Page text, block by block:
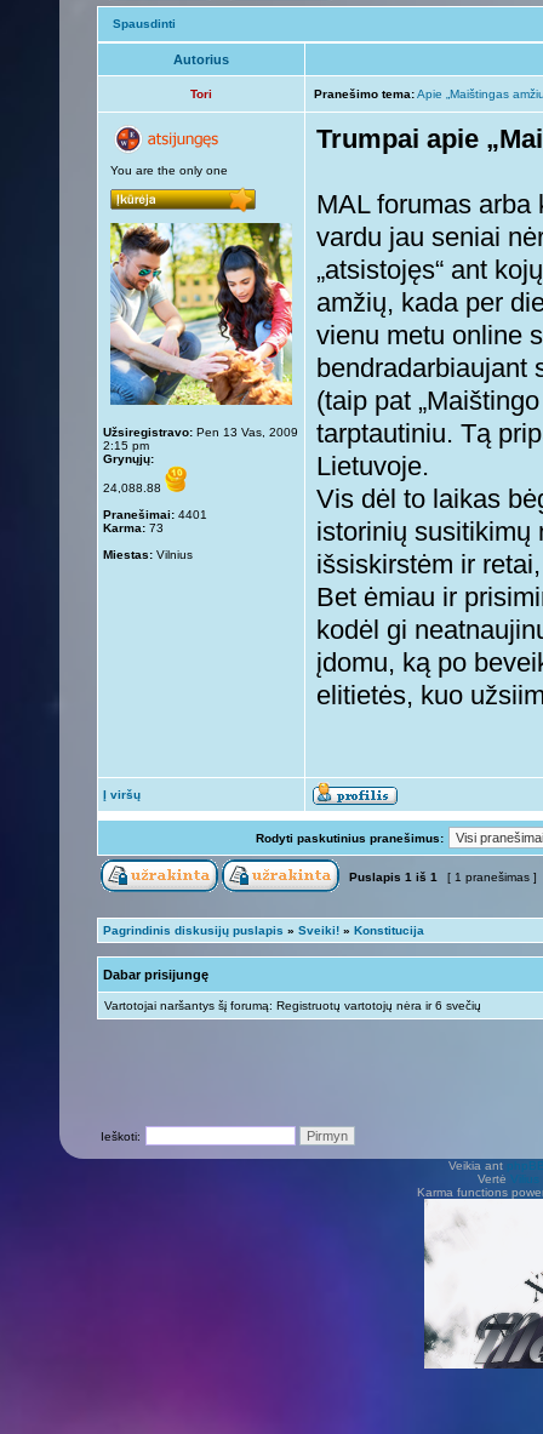
Spausdinti
Autorius
Tori Pranešimo tema:Apie „Maištingas
You are the only one
Užsiregistravo: Pen 13 Vas, 2009
2:15 pm
Grynųjų:
24,088.88
Pranešimai: 4401
Karma: 73
Miestas: Vilnius
Trumpai apie
MAL forumas arba
vardu jau seniai
„atsistojęs“ ant
amžių, kada per
vienu metu online
bendradarbiaujant
(taip pat
tarptautiniu. Tą
Lietuvoje.
Vis dėl to laikas
istorinių susitikimų
išsiskirstėm ir
Bet ėmiau ir
kodėl gi
įdomu, ką po
elitietės, kuo
Į viršų
Rodyti paskutinius pranešimus:
Puslapis 1 iš 1 [ 1 pranešimas ]
Pagrindinis diskusijų puslapis » Sveiki! » Konstitucija
Dabar prisijungę
Vartotojai naršantys šį forumą: Registruotų vartotojų nėra ir 6 svečių
Ieškoti:
Veikia ant
Vertė Vilius
Karma functions